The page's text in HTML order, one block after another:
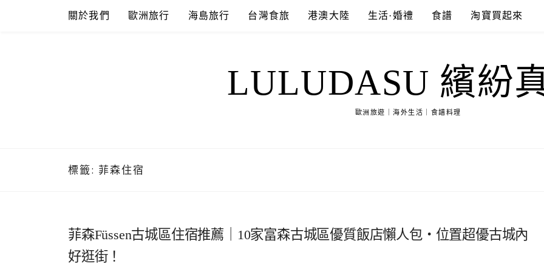
關於我們 歐洲旅行 海島旅行 台灣食旅 港澳大陸 生活·婚禮 食譜 淘寶買起來
LULUDASU 繽紛
歐洲旅遊｜海外生活｜食譜料理
標籤: 菲森住宿
菲森Füssen古城區住宿推薦｜10家富森古城區優質飯店懶人包・位置超優古城內
好逛街！